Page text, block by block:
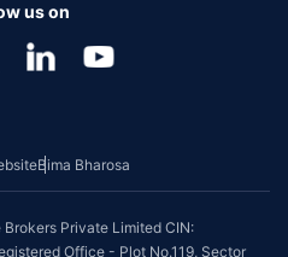
us on
Bima Bharosa
Private Limited CIN:
Office - Plot No.119, Sector